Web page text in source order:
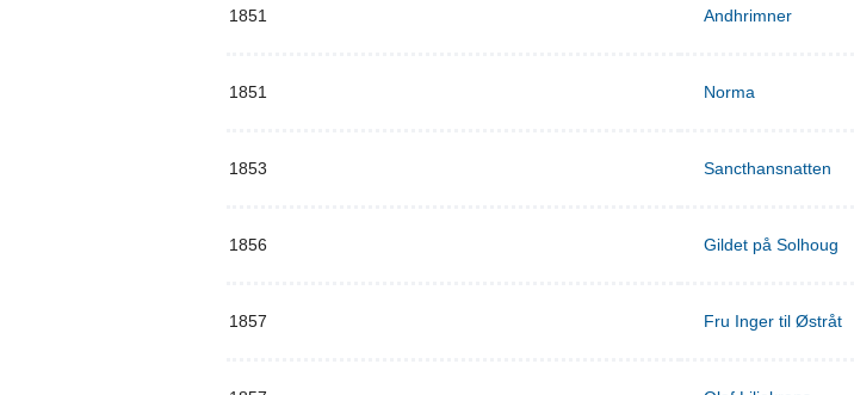
1851 Andhrimner
1851 Norma
1853 Sancthansnatten
1856 Gildet på Solhoug
1857 Fru Inger til Østråt